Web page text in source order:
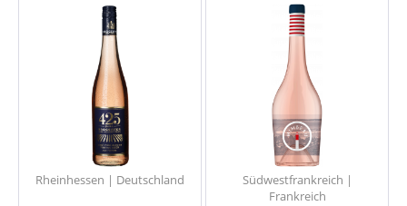
Rheinhessen | Deutschland
Südwestfrankreich |
Frankreich